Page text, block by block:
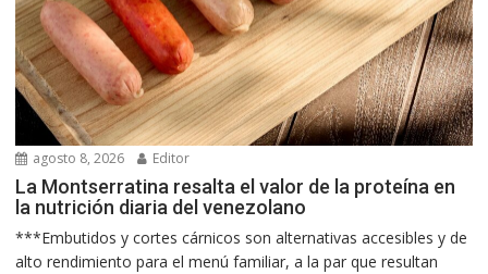
agosto 8, 2026 Editor
La Montserratina resalta el valor de la proteína en
la nutrición diaria del venezolano
***Embutidos y cortes cárnicos son alternativas accesibles y de
alto rendimiento para el menú familiar, a la par que resultan